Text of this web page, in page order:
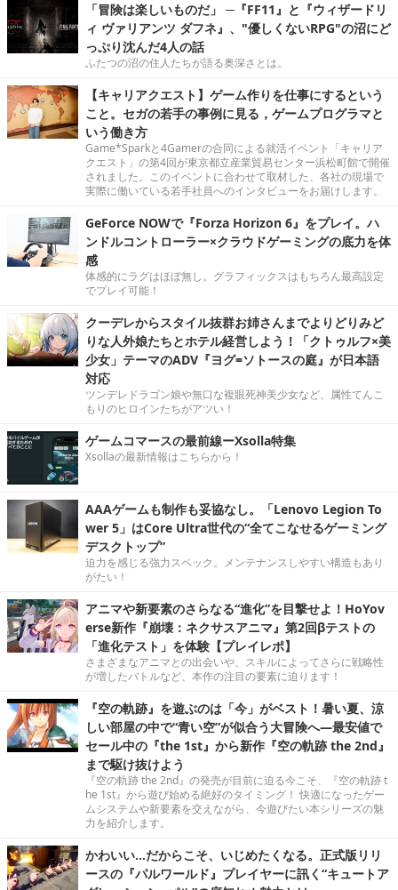
「冒険は楽しいものだ」 ─『FF11』と『ウィザードリ
ィ ヴァリアンツ ダフネ』、"優しくないRPG"の沼にど
っぷり沈んだ4人の話
ふたつの沼の住人たちが語る奥深さとは。
【キャリアクエスト】ゲーム作りを仕事にするという
こと。セガの若手の事例に見る，ゲームプログラマと
いう働き方
Game*Sparkと4Gamerの合同による就活イベント「キャリア
クエスト」の第4回が東京都立産業貿易センター浜松町館で開催
されました。このイベントに合わせて取材した、各社の現場で
実際に働いている若手社員へのインタビューをお届けします。
GeForce NOWで『Forza Horizon 6』をプレイ。ハ
ンドルコントローラー×クラウドゲーミングの底力を体
感
体感的にラグはほぼ無し。グラフィックスはもちろん最高設定
でプレイ可能！
クーデレからスタイル抜群お姉さんまでよりどりみど
りな人外娘たちとホテル経営しよう！「クトゥルフ×美
少女」テーマのADV『ヨグ=ソトースの庭』が日本語
対応
ツンデレドラゴン娘や無口な複眼死神美少女など、属性てんこ
もりのヒロインたちがアツい！
ゲームコマースの最前線ーXsolla特集
Xsollaの最新情報はこちらから！
AAAゲームも制作も妥協なし。「Lenovo Legion To
wer 5」はCore Ultra世代の“全てこなせるゲーミング
デスクトップ”
迫力を感じる強力スペック。メンテナンスしやすい構造もあり
がたい！
アニマや新要素のさらなる“進化”を目撃せよ！HoYov
erse新作『崩壊：ネクサスアニマ』第2回βテストの
「進化テスト」を体験【プレイレポ】
さまざまなアニマとの出会いや、スキルによってさらに戦略性
が増したバトルなど、本作の注目の要素に迫ります！
『空の軌跡』を遊ぶのは「今」がベスト！暑い夏、涼
しい部屋の中で“青い空”が似合う大冒険へ―最安値で
セール中の『the 1st』から新作『空の軌跡 the 2nd』
まで駆け抜けよう
『空の軌跡 the 2nd』の発売が目前に迫る今こそ、『空の軌跡 t
he 1st』から遊び始める絶好のタイミング！ 快適になったゲー
ムシステムや新要素を交えながら、今遊びたい本シリーズの魅
力を紹介します。
かわいい…だからこそ、いじめたくなる。正式版リリ
ースの『パルワールド』プレイヤーに訊く“キュートア